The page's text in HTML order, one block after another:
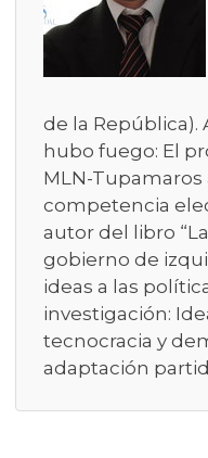
de la República).
hubo fuego: El
MLN-Tupamaros
competencia
autor del libro
gobierno de
ideas a las
investigación:
tecnocracia y
adaptación